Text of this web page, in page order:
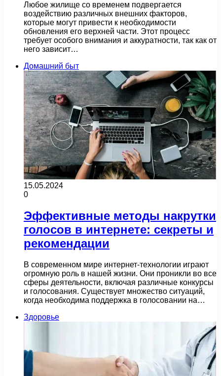
Любое жилище со временем подвергается
воздействию различных внешних факторов,
которые могут привести к необходимости
обновления его верхней части. Этот процесс
требует особого внимания и аккуратности, так как от
него зависит…
Домашний быт
15.05.2024
0
Эффективные методы накрутки
голосов в интернете: секреты и
рекомендации
В современном мире интернет-технологии играют
огромную роль в нашей жизни. Они проникли во все
сферы деятельности, включая различные конкурсы
и голосования. Существует множество ситуаций,
когда необходима поддержка в голосовании на…
Здоровье